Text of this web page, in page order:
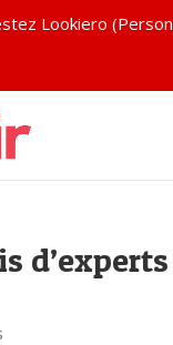
Lookiero